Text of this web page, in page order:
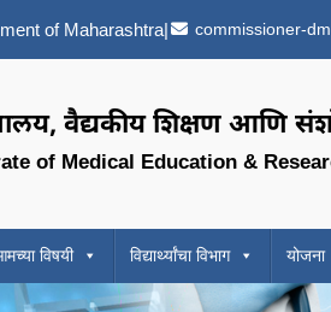
of Maharashtra| commissioner-
वैद्यकीय शिक्षण आणि
of Medical Education &
विषयी विद्यार्थ्यांचा विभाग योजना